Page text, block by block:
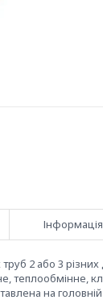
2 або 3 різних
теплообмінне,
на головній